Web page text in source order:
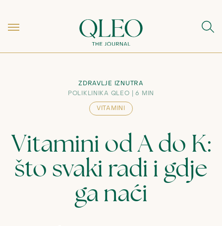
ZDRAVLJE IZNUTRA
POLIKLINIKA QLEO
6 MIN
VITAMINI
Vitamini od A do K:
što svaki radi i gdje
ga naći